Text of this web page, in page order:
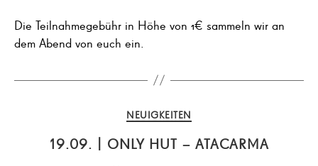
Die Teilnahmegebühr in Höhe von 1€ sammeln wir an
dem Abend von euch ein.
Kategorien
NEUIGKEITEN
19.09. | ONLY HUT – ATACARMA